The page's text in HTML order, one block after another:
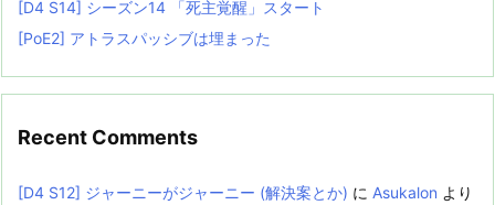
[D4 S14] シーズン14 「死主覚醒」スタート
[PoE2] アトラスパッシブは埋まった
Recent Comments
[D4 S12] ジャーニーがジャーニー (解決案とか) に Asukalon より